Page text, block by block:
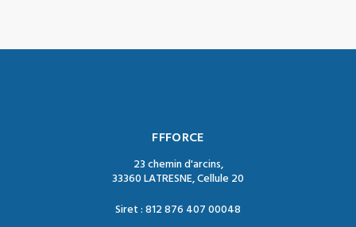
FFFORCE
23 chemin d'arcins,
33360 LATRESNE, Cellule 20
Siret : 812 876 407 00048